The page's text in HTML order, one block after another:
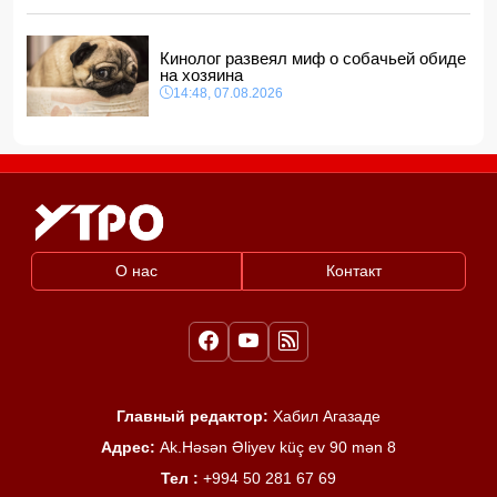
Кинолог развеял миф о собачьей обиде
на хозяина
14:48, 07.08.2026
О нас Контакт
Главный редактор: Хабил Агазаде
Адрес: Ak.Həsən Əliyev küç ev 90 mən 8
Тел : +994 50 281 67 69